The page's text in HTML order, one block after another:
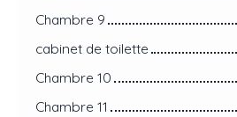
Chambre 9
cabinet de toilette
Chambre 10
Chambre 11